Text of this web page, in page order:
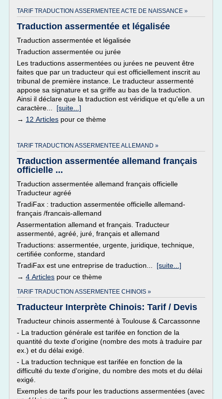
TARIF TRADUCTION ASSERMENTEE ACTE DE NAISSANCE »
Traduction assermentée et légalisée
Traduction assermentée et légalisée
Traduction assermentée ou jurée
Les traductions assermentées ou jurées ne peuvent être
faites que par un traducteur qui est officiellement inscrit au
tribunal de première instance. Le traducteur assermenté
appose sa signature et sa griffe au bas de la traduction.
Ainsi il déclare que la traduction est véridique et qu'elle a un
caractère... [suite...]
→ 12 Articles pour ce thème
TARIF TRADUCTION ASSERMENTEE ALLEMAND »
Traduction assermentée allemand français
officielle ...
Traduction assermentée allemand français officielle
Traducteur agréé
TradiFax : traduction assermentée officielle allemand-
français /francais-allemand
Assermentation allemand et français. Traducteur
assermenté, agréé, juré, français et allemand
Traductions: assermentée, urgente, juridique, technique,
certifiée conforme, standard
TradiFax est une entreprise de traduction... [suite...]
→ 4 Articles pour ce thème
TARIF TRADUCTION ASSERMENTEE CHINOIS »
Traducteur Interprète Chinois: Tarif / Devis
Traducteur chinois assermenté à Toulouse & Carcassonne
- La traduction générale est tarifée en fonction de la
quantité du texte d'origine (nombre des mots à traduire par
ex.) et du délai exigé.
- La traduction technique est tarifée en fonction de la
difficulté du texte d'origine, du nombre des mots et du délai
exigé.
Exemples de tarifs pour les traductions assermentées (avec